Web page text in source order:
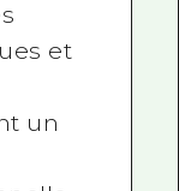
et
un